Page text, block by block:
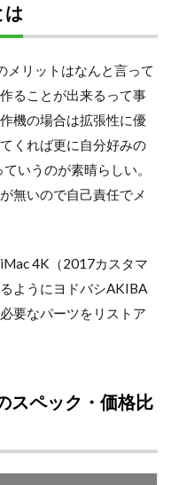
は
メリットはなんと言って
ることが出来るって事
機の場合は拡張性に優
くれば更に自分好みの
いうのが素晴らしい。
無いので自己責任でメ
4K（2017カスタマ
ようにヨドバシAKIBA
要なパーツをリストア
スペック・価格比